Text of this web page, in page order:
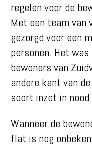
regelen voor de
Met een team van
gezorgd voor een
personen. Het
bewoners van
andere kant van
soort inzet in nood
Wanneer de
flat is nog